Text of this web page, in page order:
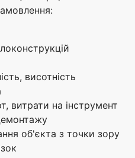
висотність
витрати на інструмент
об'єкта з точки зору